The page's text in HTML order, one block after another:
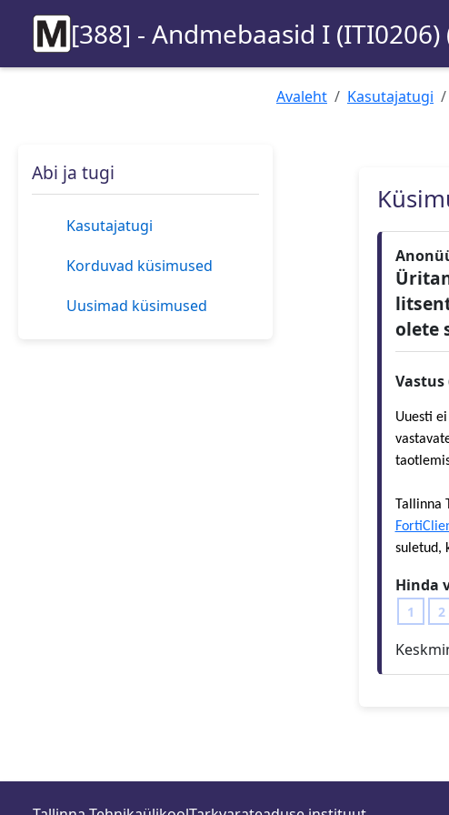
[388] - Andmebaasid I (ITI0206)
Avaleht Kasutajatugi
Abi ja tugi
Kasutajatugi
Korduvad küsimused
Uusimad küsimused
olete
Vastus
Uuesti
Tallinna
suletud,
Hinda
1 2